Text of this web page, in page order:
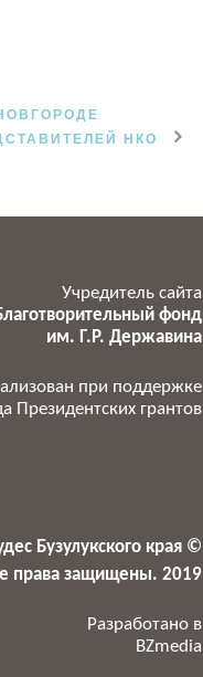
НКО
Учредитель сайта
фонд
им. Г.Р. Державина
при поддержке
Президентских грантов
Бузулукского края ©
права защищены. 2019
Разработано в
BZmedia